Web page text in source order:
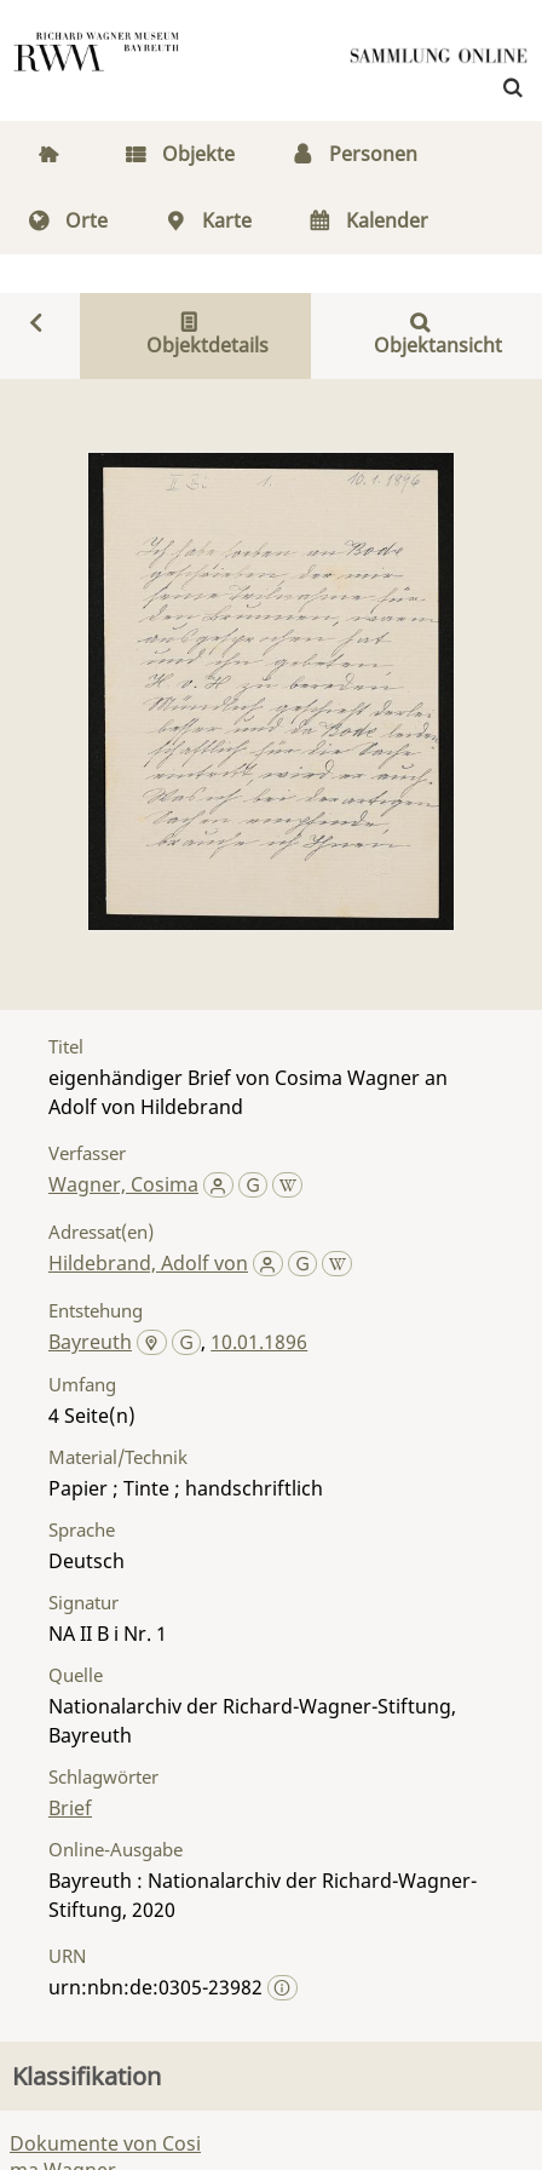
Objekte Personen
Orte Karte Kalender
Objektdetails Objektansicht
Titel
eigenhändiger Brief von Cosima Wagner an
Adolf von Hildebrand
Verfasser
Wagner, Cosima
Adressat(en)
Hildebrand, Adolf von
Entstehung
Bayreuth , 10.01.1896
Umfang
4
Material/Technik
Papier ; Tinte ; handschriftlich
Sprache
Deutsch
Signatur
NA II B i Nr. 1
Quelle
Nationalarchiv der Richard-Wagner-Stiftung,
Bayreuth
Schlagwörter
Brief
Online-Ausgabe
Bayreuth : Nationalarchiv der Richard-Wagner-
Stiftung, 2020
URN
urn:nbn:de:0305-23982
Klassifikation
Dokumente von Cosi